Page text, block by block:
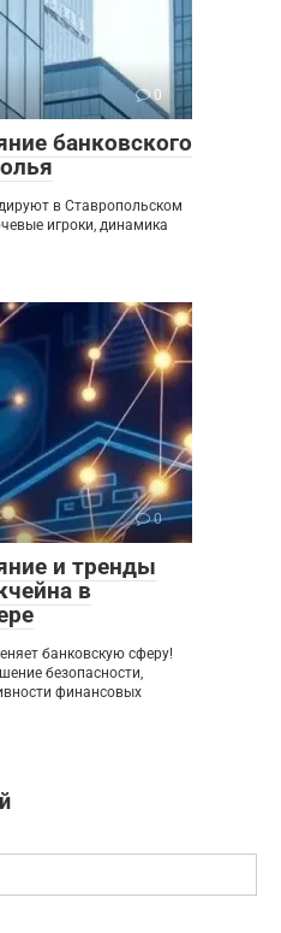
0
банковского
в Ставропольском
игроки, динамика
0
и тренды
в
банковскую сферу!
безопасности,
финансовых